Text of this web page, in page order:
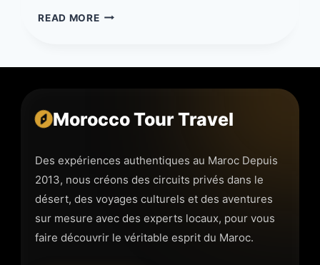
READ MOREWHAT
FOR
Morocco Tour Travel
Des expériences authentiques au Maroc Depuis
2013, nous créons des circuits privés dans le
désert, des voyages culturels et des aventures
sur mesure avec des experts locaux, pour vous
faire découvrir le véritable esprit du Maroc.